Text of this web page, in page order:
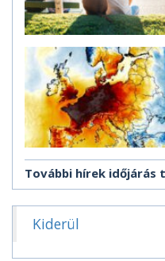
További hírek időjárás
Kiderül